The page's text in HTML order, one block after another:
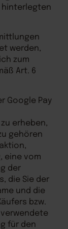
hinterlegten
werden,
zum
Art. 6
Google Pay
erheben,
gehören
eine vom
der
die Sie der
und die
bzw.
für den